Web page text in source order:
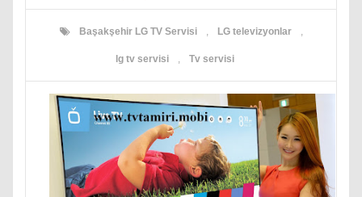
Başakşehir LG TV Servisi LG televizyonlar
lg tv servisi Tv servisi